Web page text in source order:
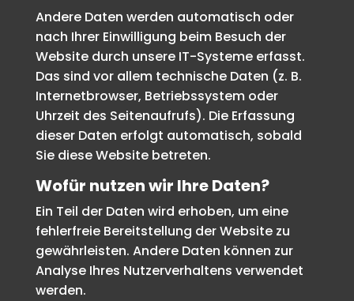
Andere Daten werden automatisch oder
nach Ihrer Einwilligung beim Besuch der
Website durch unsere IT-Systeme erfasst.
Das sind vor allem technische Daten (z. B.
Internetbrowser, Betriebssystem oder
Uhrzeit des Seitenaufrufs). Die Erfassung
dieser Daten erfolgt automatisch, sobald
Sie diese Website betreten.
Wofür nutzen wir Ihre Daten?
Ein Teil der Daten wird erhoben, um eine
fehlerfreie Bereitstellung der Website zu
gewährleisten. Andere Daten können zur
Analyse Ihres Nutzerverhaltens verwendet
werden.